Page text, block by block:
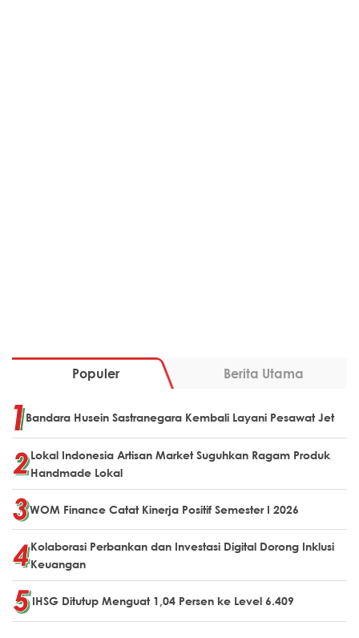
Populer Berita Utama
Bandara Husein Sastranegara Kembali Layani Pesawat Jet
Lokal Indonesia Artisan Market Suguhkan Ragam Produk
Handmade Lokal
WOM Finance Catat Kinerja Positif Semester I 2026
Kolaborasi Perbankan dan Investasi Digital Dorong Inklusi
Keuangan
IHSG Ditutup Menguat 1,04 Persen ke Level 6.409